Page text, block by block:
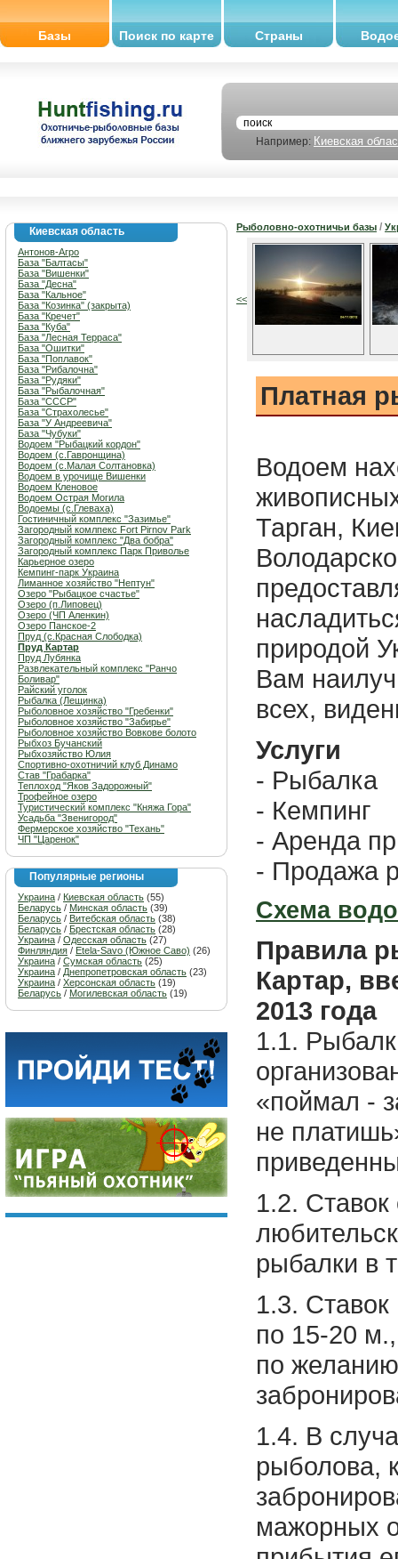
Базы Поиск по карте Страны
Например: Киевская
Киевская область
Антонов-Агро
База "Балтасы"
База "Вишенки"
База "Десна"
База "Кальное"
База "Козинка" (закрыта)
База "Кречет"
База "Куба"
База "Лесная Терраса"
База "Ошитки"
База "Поплавок"
База "Рибалочна"
База "Рудяки"
База "Рыбалочная"
База "СССР"
База "Страхолесье"
База "У Андреевича"
База "Чубуки"
Водоем "Рыбацкий кордон"
Водоем (с.Гавронщина)
Водоем (с.Малая Солтановка)
Водоем в урочище Вишенки
Водоем Кленовое
Водоем Острая Могила
Водоемы (с.Глеваха)
Гостиничный комплекс "Зазимье"
Загородный комлпекс Fort Pirnov Park
Загородный комплекс "Два бобра"
Загородный комплекс Парк Приволье
Карьерное озеро
Кемпинг-парк Украина
Лиманное хозяйство "Нептун"
Озеро "Рыбацкое счастье"
Озеро (п.Липовец)
Озеро (ЧП Аленкин)
Озеро Панское-2
Пруд (с.Красная Слободка)
Пруд Картар
Пруд Лубянка
Развлекательный комплекс "Ранчо
Боливар"
Райский уголок
Рыбалка (Лещинка)
Рыболовное хозяйство "Гребенки"
Рыболовное хозяйство "Забирье"
Рыболовное хозяйство Вовкове болото
Рыбхоз Бучанский
Рыбхозяйство Юлия
Спортивно-охотничий клуб Динамо
Став "Грабарка"
Теплоход "Яков Задорожный"
Трофейное озеро
Туристический комплекс "Княжа Гора"
Усадьба "Звенигород"
Фермерское хозяйство "Техань"
ЧП "Царенок"
Популярные регионы
Украина / Киевская область (55)
Беларусь / Минская область (39)
Беларусь / Витебская область (38)
Беларусь / Брестская область (28)
Украина / Одесская область (27)
Финляндия / Etela-Savo (Южное Саво) (26)
Украина / Сумская область (25)
Украина / Днепропетровская область (23)
Украина / Херсонская область (19)
Беларусь / Могилевская область (19)
Рыболовно-охотничьи базы /
<<
Платная
Водоем
Тарган,
природой
Вам
всех,
Услуги
- Рыбалка
- Кемпинг
- Аренда
- Продажа
Схема
Правила
Картар,
2013 года
1.1.
«поймал -
не
1.2. Ставок
рыбалки в
1.3.
по 15-20
по
1.4. В
рыболова,
мажорных